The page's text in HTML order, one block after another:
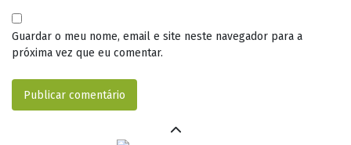
Guardar o meu nome, email e site neste navegador para a
próxima vez que eu comentar.